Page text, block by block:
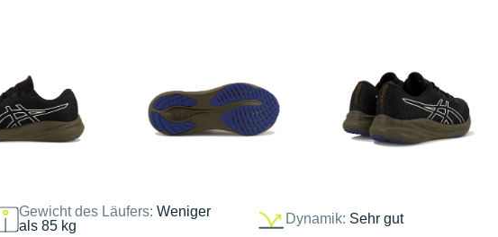
Gewicht des Läufers:Weniger
als 85 kg
Dynamik: Sehr gut